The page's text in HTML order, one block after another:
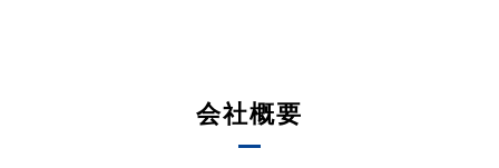
会社概要